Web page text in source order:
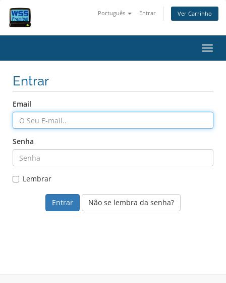
Português Entrar Ver Carrinho
Entrar
Email
Senha
Lembrar
Não se lembra da senha?